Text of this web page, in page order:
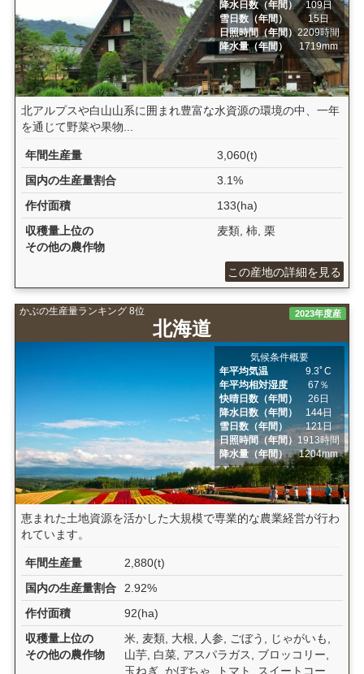
降水日数（年間）
109日
雪日数（年間）
15日
日照時間（年間）2209時間
降水量（年間）
1719mm
北アルプスや白山山系に囲まれ豊富な水資源の環境の中、一年
を通じて野菜や果物...
年間生産量
3,060(t)
国内の生産量割合
3.1%
作付面積
133(ha)
収穫量上位の
その他の農作物
麦類, 柿, 栗
この産地の詳細を見る
かぶの生産量ランキング 8位
北海道
2023年度産
気候条件概要
年平均気温
9.3ﾟC
年平均相対湿度
67％
快晴日数（年間）
26日
降水日数（年間）
144日
雪日数（年間）
121日
日照時間（年間） 1913時間
降水量（年間）
1204mm
恵まれた土地資源を活かした大規模で専業的な農業経営が行わ
れています。
年間生産量
2,880(t)
国内の生産量割合
2.92%
作付面積
92(ha)
収穫量上位の
その他の農作物
米, 麦類, 大根, 人参, ごぼう, じゃがいも,
山芋, 白菜, アスパラガス, ブロッコリー,
玉ねぎ, かぼちゃ, トマト, スイートコー